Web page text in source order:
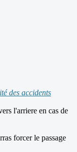
des accidents
l'arriere en cas de
forcer le passage